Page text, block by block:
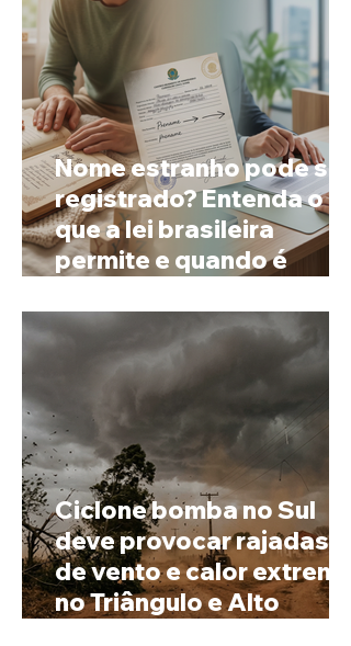
Nome estranho pode ser
registrado? Entenda o
que a lei brasileira
permite e quando é
prenome
Ciclone bomba no Sul
deve provocar rajadas
de vento e calor extremo
no Triângulo e Alto